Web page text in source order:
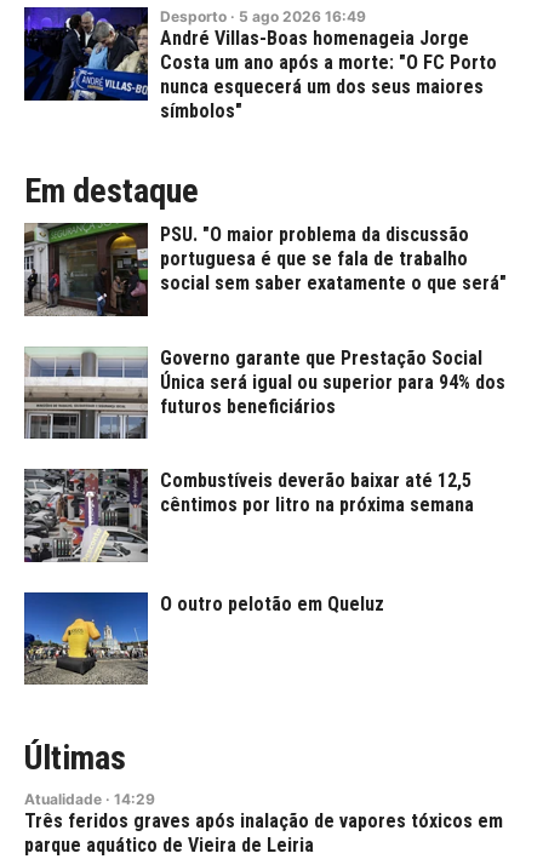
Desporto · 5 ago 2026 16:49
André Villas-Boas homenageia Jorge
Costa um ano após a morte: "O FC Porto
nunca esquecerá um dos seus maiores
símbolos"
Em destaque
PSU. "O maior problema da discussão
portuguesa é que se fala de trabalho
social sem saber exatamente o que será"
Governo garante que Prestação Social
Única será igual ou superior para 94% dos
futuros beneficiários
Combustíveis deverão baixar até 12,5
cêntimos por litro na próxima semana
O outro pelotão em Queluz
Últimas
Atualidade · 14:29
Três feridos graves após inalação de vapores tóxicos em
parque aquático de Vieira de Leiria